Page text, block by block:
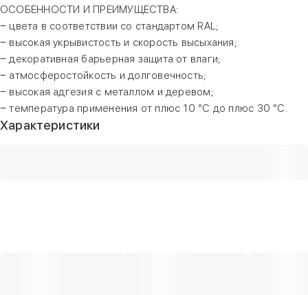
ОСОБЕННОСТИ И ПРЕИМУЩЕСТВА:
− цвета в соответствии со стандартом RAL;
− высокая укрывистость и скорость высыхания;
− декоративная барьерная защита от влаги;
− атмосферостойкость и долговечность;
− высокая адгезия с металлом и деревом;
− температура применения от плюс 10 °С до плюс 30 °С.
Характеристики